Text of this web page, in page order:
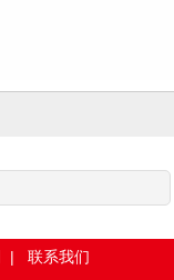
| 联系我们